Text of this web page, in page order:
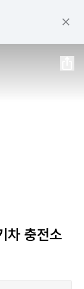
차 충전소